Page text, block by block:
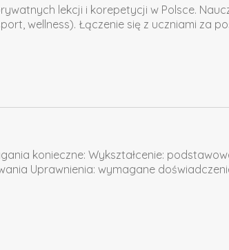
lekcji i korepetycji w Polsce.
wellness). Łączenie się z uczniami za
konieczne: Wykształcenie:
Uprawnienia: wymagane